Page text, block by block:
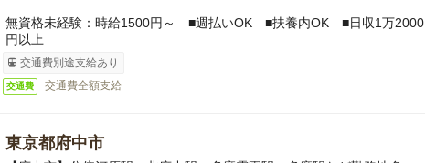
無資格未経験：時給1500円～ ■週払いOK ■扶養内OK ■日収1万2000
円以上
交通費別途支給あり
交通費 交通費全額支給
東京都府中市